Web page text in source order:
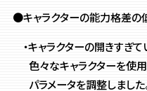
●キャラクターの能力格差の
・キャラクターの開きすぎ
色々なキャラクターを使用
パラメータを調整しました